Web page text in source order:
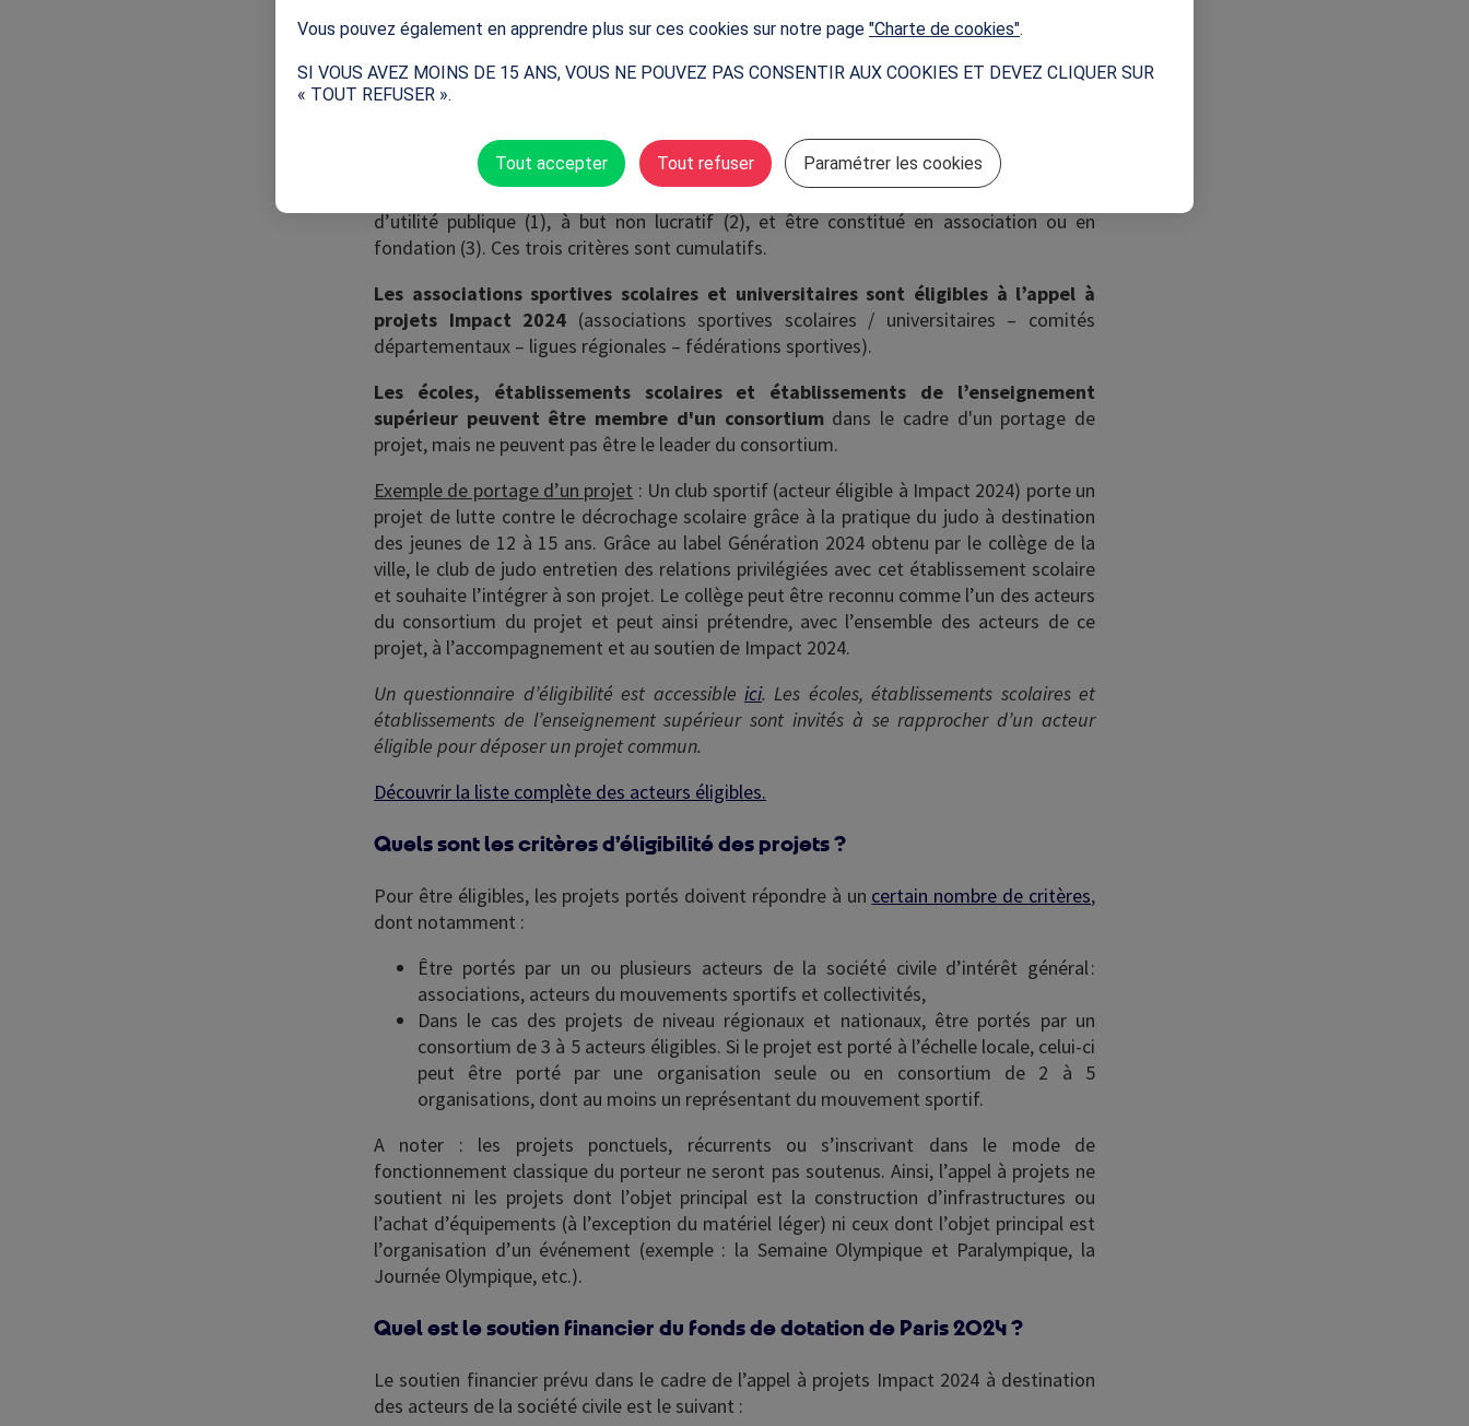
Quels sont les acteurs éligibles ?
Co-financé par le Fonds de dotation Paris 2024, l’Agence nationale du Sport, le CNOSF et
Grand Paris, la Ville de Marseille, la Française des Jeux et France Travail, Impact 2024
s’adresse aux acteurs d'intérêt général de la société civile et du mouvement sportif.
Pour être éligible, le porteur de projet doit être une organisation d’intérêt général ou
d’utilité publique (1), à but non lucratif (2), et être constitué en association ou en
fondation (3). Ces trois critères sont cumulatifs.
Les associations sportives scolaires et universitaires sont éligibles à l’appel à
projets Impact 2024 (associations sportives scolaires / universitaires – comités
départementaux – ligues régionales – fédérations sportives).
Les écoles, établissements scolaires et établissements de l’enseignement
supérieur peuvent être membre d'un consortium dans le cadre d'un portage de
projet, mais ne peuvent pas être le leader du consortium.
Exemple de portage d’un projet : Un club sportif (acteur éligible à Impact 2024) porte un
projet de lutte contre le décrochage scolaire grâce à la pratique du judo à destination
des jeunes de 12 à 15 ans. Grâce au label Génération 2024 obtenu par le collège de la
ville, le club de judo entretien des relations privilégiées avec cet établissement scolaire
et souhaite l’intégrer à son projet. Le collège peut être reconnu comme l’un des acteurs
du consortium du projet et peut ainsi prétendre, avec l’ensemble des acteurs de ce
projet, à l’accompagnement et au soutien de Impact 2024.
Un questionnaire d’éligibilité est accessible ici. Les écoles, établissements scolaires et
établissements de l’enseignement supérieur sont invités à se rapprocher d’un acteur
éligible pour déposer un projet commun.
Découvrir la liste complète des acteurs éligibles.
Quels sont les critères d’éligibilité des projets ?
Pour être éligibles, les projets portés doivent répondre à un certain nombre de critères,
dont notamment :
Être portés par un ou plusieurs acteurs de la société civile d’intérêt général :
associations, acteurs du mouvements sportifs et collectivités,
Dans le cas des projets de niveau régionaux et nationaux, être portés par un
consortium de 3 à 5 acteurs éligibles. Si le projet est porté à l’échelle locale, celui-ci
peut être porté par une organisation seule ou en consortium de 2 à 5
organisations, dont au moins un représentant du mouvement sportif.
A noter : les projets ponctuels, récurrents ou s’inscrivant dans le mode de
fonctionnement classique du porteur ne seront pas soutenus. Ainsi, l’appel à projets ne
soutient ni les projets dont l’objet principal est la construction d’infrastructures ou
l’achat d’équipements (à l’exception du matériel léger) ni ceux dont l’objet principal est
l’organisation d’un événement (exemple : la Semaine Olympique et Paralympique, la
Journée Olympique, etc.).
Quel est le soutien financier du fonds de dotation de Paris 2024 ?
Le soutien financier prévu dans le cadre de l’appel à projets Impact 2024 à destination
des acteurs de la société civile est le suivant :
Vous pouvez également en apprendre plus sur ces cookies sur notre page "Charte de cookies".
SI VOUS AVEZ MOINS DE 15 ANS, VOUS NE POUVEZ PAS CONSENTIR AUX COOKIES ET DEVEZ CLIQUER SUR
« TOUT REFUSER ».
Tout accepter Tout refuser Paramétrer les cookies